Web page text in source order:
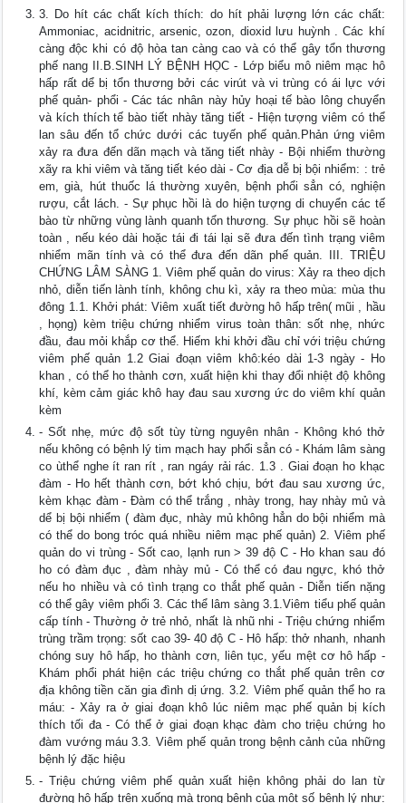
3. Do hít các chất kích thích: do hít phải lượng lớn các chất:
Ammoniac, acidnitric, arsenic, ozon, dioxid lưu huỳnh . Các khí
càng độc khi có độ hòa tan càng cao và có thể gây tổn thương
phế nang II.B.SINH LÝ BỆNH HỌC - Lớp biểu mô niêm mạc hô
hấp rất dể bị tổn thương bởi các virút và vi trùng có ái lực với
phế quản- phổi - Các tác nhân này hủy hoại tế bào lông chuyển
và kích thích tế bào tiết nhày tăng tiết - Hiện tượng viêm có thể
lan sâu đến tổ chức dưới các tuyến phế quản.Phản ứng viêm
xảy ra đưa đến dãn mạch và tăng tiết nhày - Bội nhiểm thường
xãy ra khi viêm và tăng tiết kéo dài - Cơ địa dễ bị bội nhiểm: : trẻ
em, già, hút thuốc lá thường xuyên, bệnh phổi sẳn có, nghiện
rượu, cắt lách. - Sự phục hồi là do hiện tượng di chuyển các tế
bào từ những vùng lành quanh tổn thương. Sự phục hồi sẽ hoàn
toàn , nếu kéo dài hoặc tái đi tái lại sẽ đưa đến tình trạng viêm
nhiểm mãn tính và có thể đưa đến dãn phế quản. III. TRIỆU
CHỨNG LÂM SÀNG 1. Viêm phế quản do virus: Xảy ra theo dịch
nhỏ, diễn tiến lành tính, không chu kì, xảy ra theo mùa: mùa thu
đông 1.1. Khởi phát: Viêm xuất tiết đường hô hấp trên( mũi , hầu
, họng) kèm triệu chứng nhiểm virus toàn thân: sốt nhẹ, nhức
đầu, đau mỏi khắp cơ thể. Hiếm khi khởi đầu chỉ với triệu chứng
viêm phế quản 1.2 Giai đoạn viêm khô:kéo dài 1-3 ngày - Ho
khan , có thể ho thành cơn, xuất hiện khi thay đổi nhiệt độ không
khí, kèm cảm giác khô hay đau sau xương ức do viêm khí quản
kèm
- Sốt nhẹ, mức độ sốt tùy từng nguyên nhân - Không khó thở
nếu không có bệnh lý tim mạch hay phổi sẳn có - Khám lâm sàng
co ùthể nghe ít ran rít , ran ngáy rải rác. 1.3 . Giai đoạn ho khạc
đàm - Ho hết thành cơn, bớt khó chịu, bớt đau sau xương ức,
kèm khạc đàm - Đàm có thể trắng , nhày trong, hay nhày mủ và
dể bị bội nhiểm ( đàm đục, nhày mủ không hẳn do bội nhiểm mà
có thể do bong tróc quá nhiều niêm mạc phế quản) 2. Viêm phế
quản do vi trùng - Sốt cao, lạnh run > 39 độ C - Ho khan sau đó
ho có đàm đục , đàm nhày mủ - Có thể có đau ngực, khó thở
nếu ho nhiều và có tình trạng co thắt phế quản - Diễn tiến nặng
có thể gây viêm phổi 3. Các thể lâm sàng 3.1.Viêm tiểu phế quản
cấp tính - Thường ở trẻ nhỏ, nhất là nhũ nhi - Triệu chứng nhiểm
trùng trầm trọng: sốt cao 39- 40 độ C - Hô hấp: thở nhanh, nhanh
chóng suy hô hấp, ho thành cơn, liên tục, yếu mệt cơ hô hấp -
Khám phổi phát hiện các triệu chứng co thắt phế quản trên cơ
địa không tiền căn gia đình dị ứng. 3.2. Viêm phế quản thể ho ra
máu: - Xảy ra ở giai đoạn khô lúc niêm mạc phế quản bị kích
thích tối đa - Có thể ở giai đoạn khạc đàm cho triệu chứng ho
đàm vướng máu 3.3. Viêm phế quản trong bệnh cảnh của những
bệnh lý đặc hiệu
- Triệu chứng viêm phế quản xuất hiện không phải do lan từ
đường hô hấp trên xuống mà trong bệnh của một số bệnh lý như: